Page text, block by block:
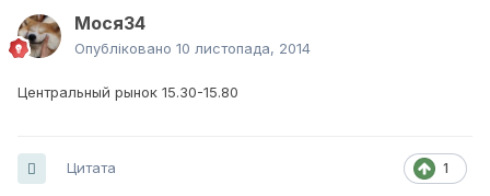
Мося34
Опубліковано 10 листопада, 2014
Центральный рынок 15.30-15.80
1
Цитата